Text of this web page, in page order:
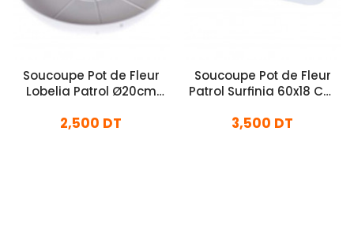
Soucoupe Pot de Fleur
Lobelia Patrol Ø20cm
2,500 DT
Soucoupe Pot de Fleur
Patrol Surfinia 60x18 Cm
3,500 DT